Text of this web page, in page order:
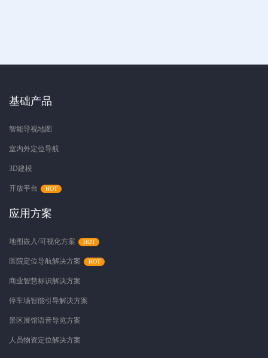
基础产品
智能导视地图
室内外定位导航
3D建模
开放平台
应用方案
地图嵌入/可视化方案
医院定位导航解决方案
商业智慧标识解决方案
停车场智能引导解决方案
景区展馆语音导览方案
人员物资定位解决方案